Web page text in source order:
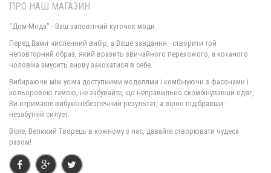
650.00грн.
ПРО НАШ МАГАЗИН
"Дом-Мода" - Ваш заповітний куточок моди.
Перед Вами численний вибір, а Ваше завдання - створити той
неповторний образ, який вразить звичайного перехожого, а коханого
чоловіка змусить знову закохатися в себе.
Вибираючи між усіма доступними моделями і комбінуючи з фасонами і
кольоровою гамою, не забувайте, що неправильно скомбінувавши одяг,
Ви отримаєте вибухонебезпечний результат, а вірно підібравши -
незабутній силует.
Вірте, Великий Творець в кожному з нас, давайте створювати чудеса
разом!